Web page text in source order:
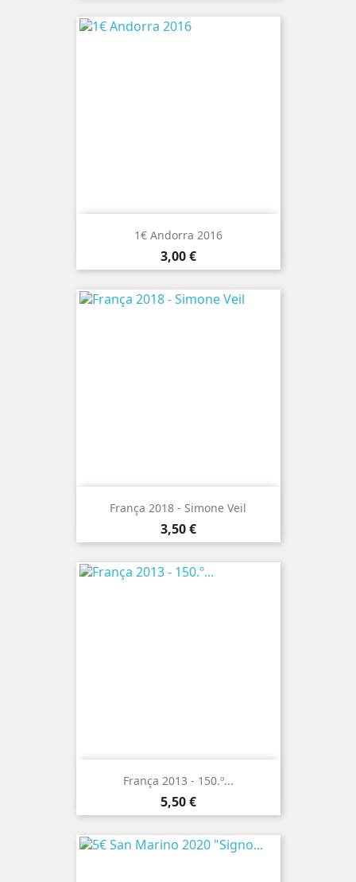
1€ Andorra 2016
Preço
3,00 €
França 2018 - Simone Veil
Preço
3,50 €
França 2013 - 150.º...
Preço
5,50 €